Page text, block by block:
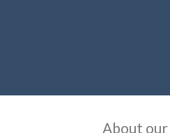
About our